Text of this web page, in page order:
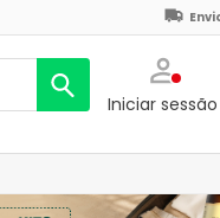
Iniciar sessão